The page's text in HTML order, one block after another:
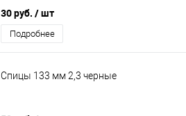
30 руб. / шт
Подробнее
Спицы 133 мм 2,3 черные